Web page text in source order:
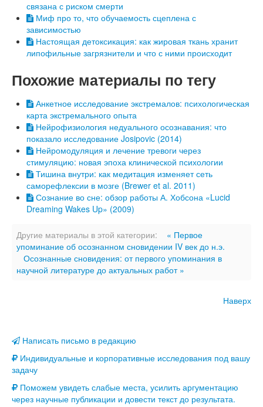
связана с риском смерти
Миф про то, что обучаемость сцеплена с
зависимостью
Настоящая детоксикация: как жировая ткань хранит
липофильные загрязнители и что с ними происходит
Похожие материалы по тегу
Анкетное исследование экстремалов: психологическая
карта экстремального опыта
Нейрофизиология недуального осознавания: что
показало исследование Josipovic (2014)
Нейромодуляция и лечение тревоги через
стимуляцию: новая эпоха клинической психологии
Тишина внутри: как медитация изменяет сеть
саморефлексии в мозге (Brewer et al. 2011)
Сознание во сне: обзор работы А. Хобсона «Lucid
Dreaming Wakes Up» (2009)
Другие материалы в этой категории:
« Первое
упоминание об осознанном сновидении IV век до н.э.
Осознанные сновидения: от первого упоминания в
научной литературе до актуальных работ »
Наверх
Написать письмо в редакцию
Индивидуальные и корпоративные исследования под вашу
задачу
Поможем увидеть слабые места, усилить аргументацию
через научные публикации и довести текст до результата.